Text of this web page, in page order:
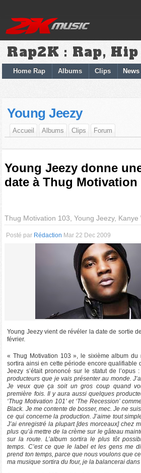
Rap2K : Rap,
Home Rap Albums Clips News
Young Jeezy
Accueil Albums Clips Forum
Young Jeezy donne
date à Thug Motivation
Thug Motivation 103, Young Jeezy, Kanye
Posté par Rédaction Mar 22 Dec 2009
Young Jeezy vient de révéler la date de sortie
février.
« Thug Motivation 103 », le sixième album du
sortira ainsi en cette période encore qualifiable
Jeezy s’était prononcé sur le statut de l’opus :
producteurs que je vais présenter au monde.
Je veux que ça soit un gros coup quand
première fois. Il y aura aussi quelques
‘Thug Motivation 101’ et ‘The Recession’
Black. Je me contente de bosser, mec. Je ne
ce qui concerne la production. J’aime tout
J’ai enregistré la plupart [des morceaux] chez
plus qu’à mettre de la crème sur le gâteau
sur la route. L’album sortira le plus tôt
temps. C’est ce que le label et les gens me
prend ton temps, parce que nous voulons que
ma musique sortira du four, je la balancerai